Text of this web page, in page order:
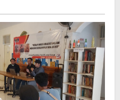
Edukatif